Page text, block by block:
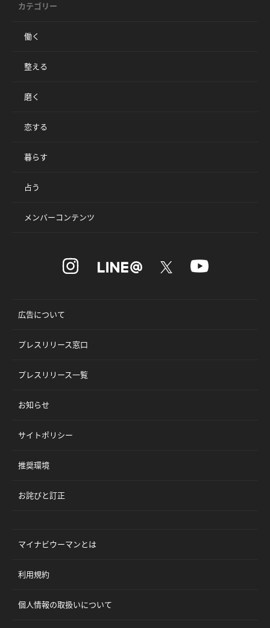
カテゴリー
働く
整える
磨く
恋する
暮らす
占う
メンバーコンテンツ
広告について
プレスリリース窓口
プレスリリース一覧
お知らせ
サイトポリシー
推奨環境
お詫びと訂正
マイナビウーマンとは
利用規約
個人情報の取扱いについて